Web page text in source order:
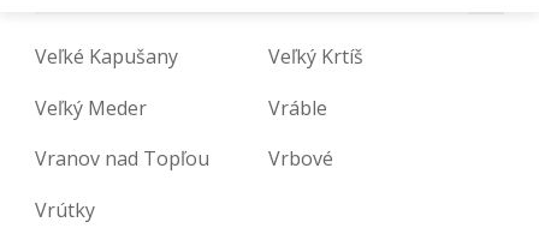
Veľké Kapušany
Veľký Krtíš
Veľký Meder
Vráble
Vranov nad Topľou
Vrbové
Vrútky